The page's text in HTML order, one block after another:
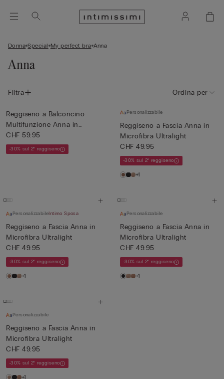
Donna Special My perfect bra Anna
Anna
Filtra Ordina per
Reggiseno a Balconcino
Multifunzione Anna in
Micro...
CHF 59.95
-30% sul 2° reggiseno
Personalizzabile
Reggiseno a Fascia Anna in
Microfibra Ultralight
CHF 49.95
-30% sul 2° reggiseno
+1
PersonalizzabileIntimo Sposa
Reggiseno a Fascia Anna in
Microfibra Ultralight
CHF 49.95
-30% sul 2° reggiseno
+1
Personalizzabile
Reggiseno a Fascia Anna in
Microfibra Ultralight
CHF 49.95
-30% sul 2° reggiseno
+1
Personalizzabile
Reggiseno a Fascia Anna in
Microfibra Ultralight
CHF 49.95
-30% sul 2° reggiseno
+1